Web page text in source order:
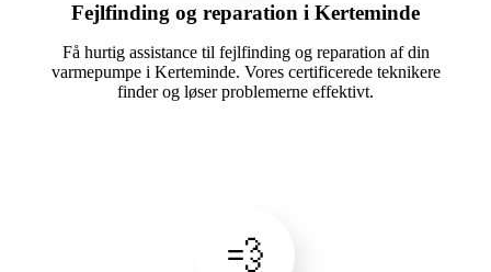
Fejlfinding og reparation i Kerteminde
Få hurtig assistance til fejlfinding og reparation af din
varmepumpe i Kerteminde. Vores certificerede teknikere
finder og løser problemerne effektivt.
💨